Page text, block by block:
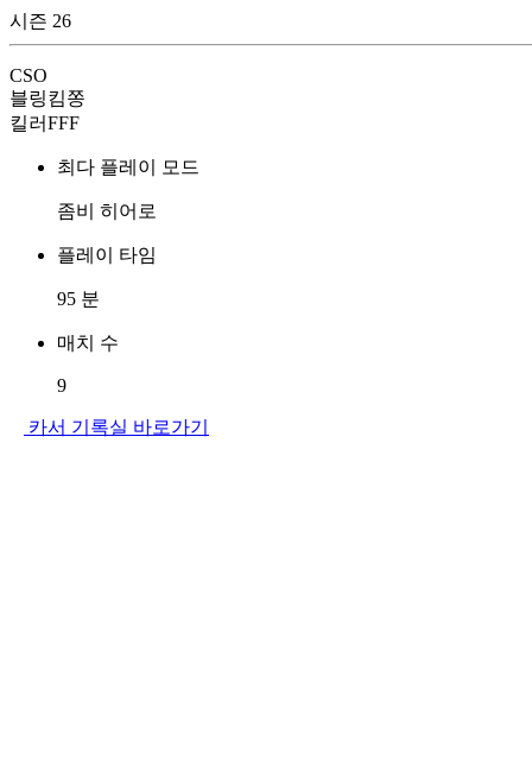
시즌 26
CSO
블링킴쫑
킬러FFF
최다 플레이 모드
좀비 히어로
플레이 타임
95 분
매치 수
9
카서 기록실 바로가기